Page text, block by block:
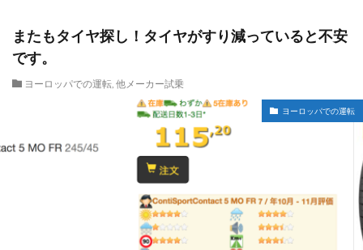
またもタイヤ探し！タイヤがすり減っていると不安
です。
ヨーロッパでの運転, 他メーカー試乗
ヨーロッパでの運転